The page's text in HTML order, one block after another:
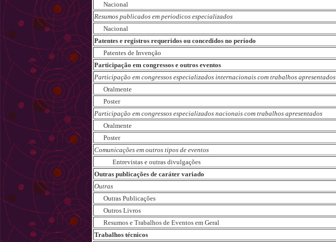
Nacional
Resumos publicados em periodicos especializados
Nacional
Patentes e registros requeridos ou concedidos no período
Patentes de Invenção
Participação em congressos e outros eventos
Participação em congressos especializados internacionais com trabalhos apresentados
Oralmente
Poster
Participação em congressos especializados nacionais com trabalhos apresentados
Oralmente
Poster
Comunicações em outros tipos de eventos
Entrevistas e outras divulgações
Outras publicações de caráter variado
Outras
Outras Publicações
Outros Livros
Resumos e Trabalhos de Eventos em Geral
Trabalhos técnicos